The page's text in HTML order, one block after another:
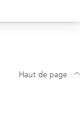
Haut de page